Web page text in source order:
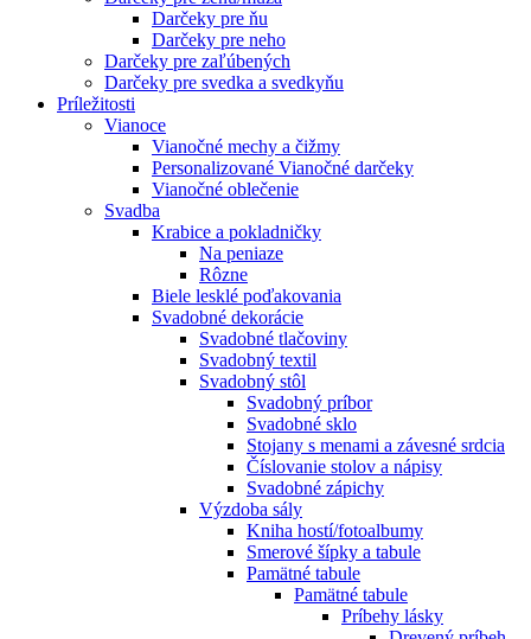
Darčeky pre ňu
Darčeky pre neho
Darčeky pre zaľúbených
Darčeky pre svedka a svedkyňu
Príležitosti
Vianoce
Vianočné mechy a čižmy
Personalizované Vianočné darčeky
Vianočné oblečenie
Svadba
Krabice a pokladničky
Na peniaze
Rôzne
Biele lesklé poďakovania
Svadobné dekorácie
Svadobné tlačoviny
Svadobný textil
Svadobný stôl
Svadobný príbor
Svadobné sklo
Stojany s menami a závesné srdcia
Číslovanie stolov a nápisy
Svadobné zápichy
Výzdoba sály
Kniha hostí/fotoalbumy
Smerové šípky a tabule
Pamätné tabule
Pamätné tabule
Príbehy lásky